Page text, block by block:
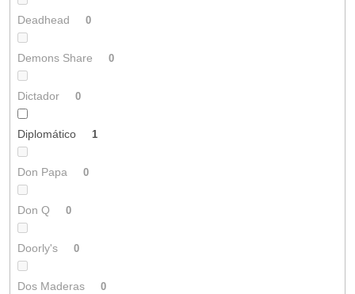
Deadhead 0
Demons Share 0
Dictador 0
Diplomático 1
Don Papa 0
Don Q 0
Doorly's 0
Dos Maderas 0